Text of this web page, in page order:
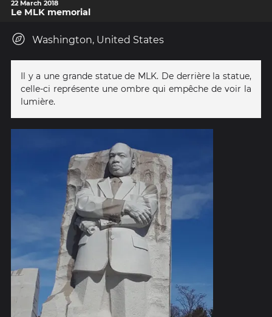
22 March 2018
Le MLK memorial
Washington, United States
Il y a une grande statue de MLK. De derrière la statue,
celle-ci représente une ombre qui empêche de voir la
lumière.